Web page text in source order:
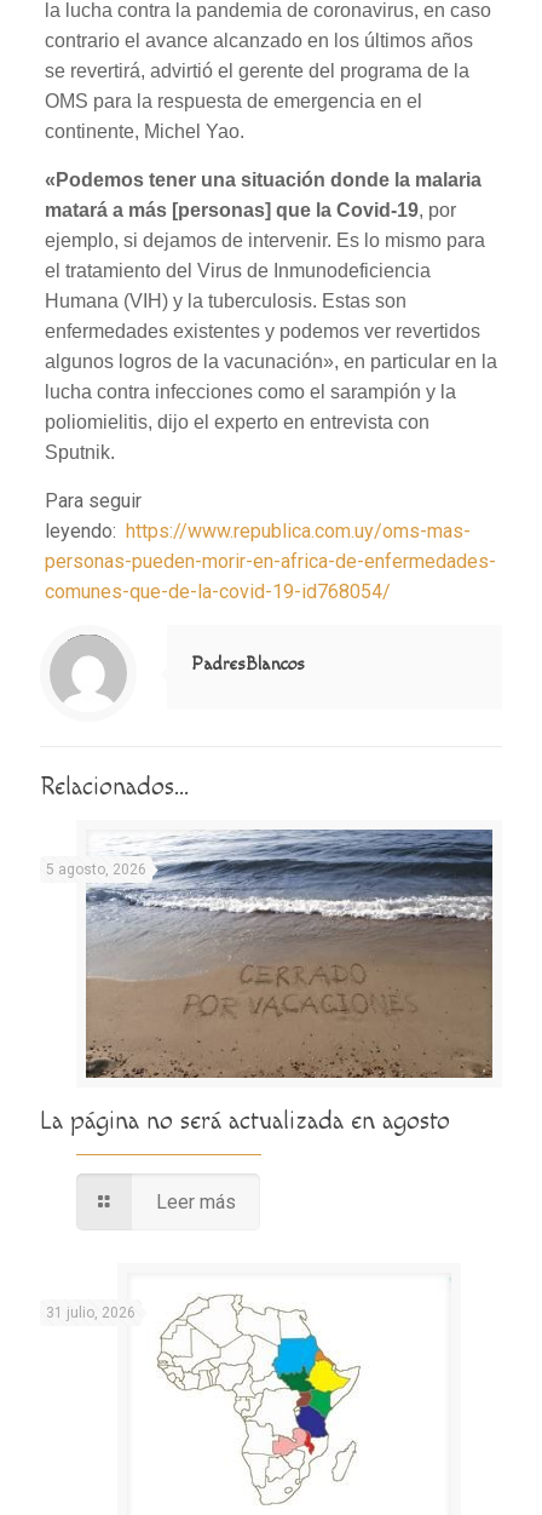
la lucha contra la pandemia de coronavirus, en caso
contrario el avance alcanzado en los últimos años
se revertirá, advirtió el gerente del programa de la
OMS para la respuesta de emergencia en el
continente, Michel Yao.
«Podemos tener una situación donde la malaria
matará a más [personas] que la Covid-19, por
ejemplo, si dejamos de intervenir. Es lo mismo para
el tratamiento del Virus de Inmunodeficiencia
Humana (VIH) y la tuberculosis. Estas son
enfermedades existentes y podemos ver revertidos
algunos logros de la vacunación», en particular en la
lucha contra infecciones como el sarampión y la
poliomielitis, dijo el experto en entrevista con
Sputnik.
Para seguir
leyendo: https://www.republica.com.uy/oms-mas-
personas-pueden-morir-en-africa-de-enfermedades-
comunes-que-de-la-covid-19-id768054/
Notice
: Trying to access array offset on value of type null in
/home/misioner/public_html/padresblancos/themes/betheme/includes/content-single.php
on line
286
PadresBlancos
Relacionados...
5 agosto, 2026
La página no será actualizada en agosto
Leer más
31 julio, 2026